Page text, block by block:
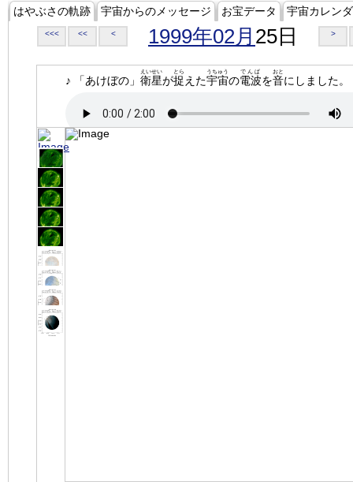
はやぶさの軌跡 宇宙からのメッセージ お宝データ 宇宙カレン
<<< << < 1999年02月 25日 >
♪ 「あけぼの」 衛星
えいせい
が捉
とら
えた宇宙
うちゅう
の電波
でんぱ
を音
おと
にしました。